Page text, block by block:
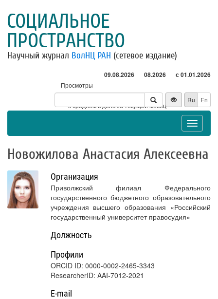
СОЦИАЛЬНОЕ
ПРОСТРАНСТВО
Научный журнал ВолНЦ РАН (сетевое издание)
09.08.2026 08.2026 с 01.01.2026
Просмотры
Посетители
* - в среднем в день за текущий месяц
Ru En
Toggle
Новожилова Анастасия Алексеевна
Организация
Приволжский филиал Федерального
государственного бюджетного образовательного
учреждения высшего образования «Российский
государственный университет правосудия»
Должность
Профили
ORCID ID: 0000-0002-2465-3343
ResearcherID: AAI-7012-2021
E-mail